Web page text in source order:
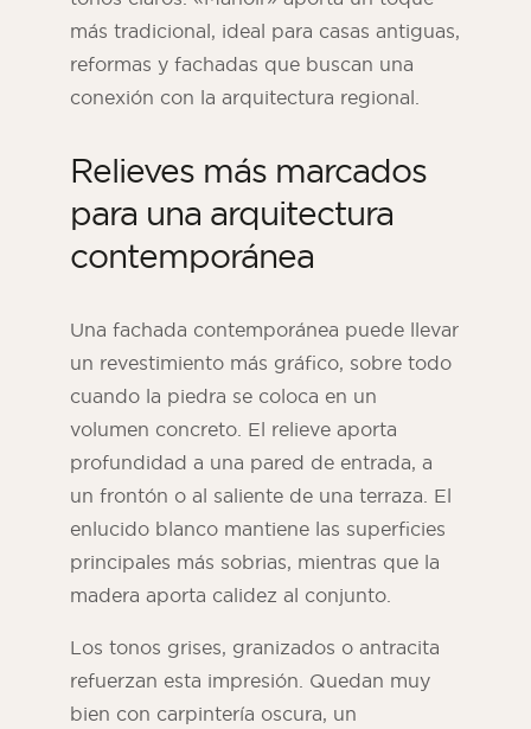
más tradicional, ideal para casas antiguas,
reformas y fachadas que buscan una
conexión con la arquitectura regional.
Relieves más marcados
para una arquitectura
contemporánea
Una fachada contemporánea puede llevar
un revestimiento más gráfico, sobre todo
cuando la piedra se coloca en un
volumen concreto. El relieve aporta
profundidad a una pared de entrada, a
un frontón o al saliente de una terraza. El
enlucido blanco mantiene las superficies
principales más sobrias, mientras que la
madera aporta calidez al conjunto.
Los tonos grises, granizados o antracita
refuerzan esta impresión. Quedan muy
bien con carpintería oscura, un